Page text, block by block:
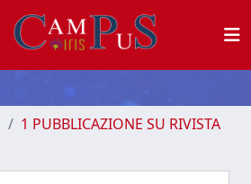
1 PUBBLICAZIONE SU RIVISTA